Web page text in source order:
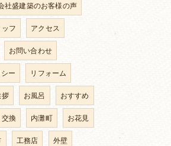
社盛建築のお客様の声
フ アクセス
お問い合わせ
ー リフォーム
お風呂 おすすめ
交換 内灘町 お花見
工務店 外壁